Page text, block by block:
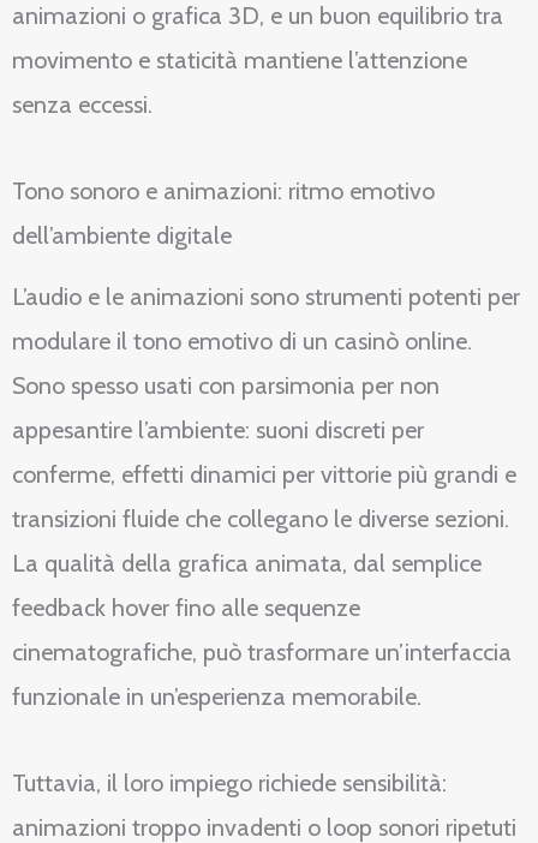
animazioni o grafica 3D, e un buon equilibrio tra
movimento e staticità mantiene l’attenzione
senza eccessi.
Tono sonoro e animazioni: ritmo emotivo
dell’ambiente digitale
L’audio e le animazioni sono strumenti potenti per
modulare il tono emotivo di un casinò online.
Sono spesso usati con parsimonia per non
appesantire l’ambiente: suoni discreti per
conferme, effetti dinamici per vittorie più grandi e
transizioni fluide che collegano le diverse sezioni.
La qualità della grafica animata, dal semplice
feedback hover fino alle sequenze
cinematografiche, può trasformare un’interfaccia
funzionale in un’esperienza memorabile.
Tuttavia, il loro impiego richiede sensibilità:
animazioni troppo invadenti o loop sonori ripetuti